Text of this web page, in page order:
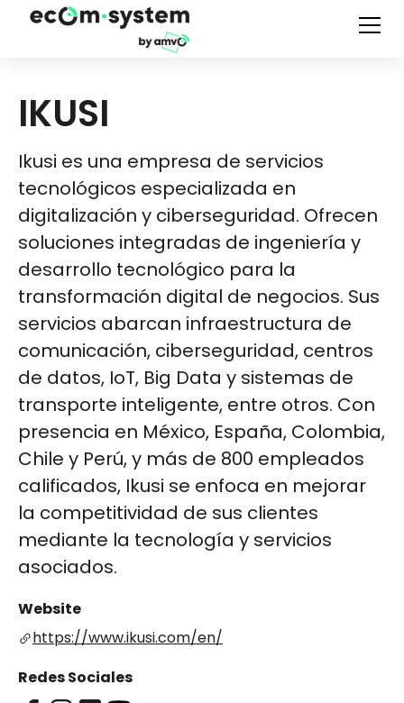
IKUSI
Ikusi es una empresa de servicios
tecnológicos especializada en
digitalización y ciberseguridad. Ofrecen
soluciones integradas de ingeniería y
desarrollo tecnológico para la
transformación digital de negocios. Sus
servicios abarcan infraestructura de
comunicación, ciberseguridad, centros
de datos, IoT, Big Data y sistemas de
transporte inteligente, entre otros. Con
presencia en México, España, Colombia,
Chile y Perú, y más de 800 empleados
calificados, Ikusi se enfoca en mejorar
la competitividad de sus clientes
mediante la tecnología y servicios
asociados.
Website
https://www.ikusi.com/en/
Redes Sociales